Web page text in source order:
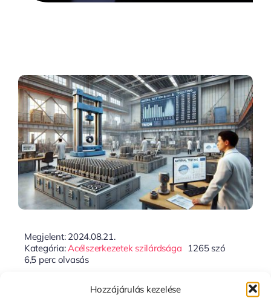
Hozzájárulás kezelése
Megjelent: 2024.08.21.
Kategória:Acélszerkezetek szilárdsága
1265 szó
6,5 perc olvasás
Acélszerkezetek